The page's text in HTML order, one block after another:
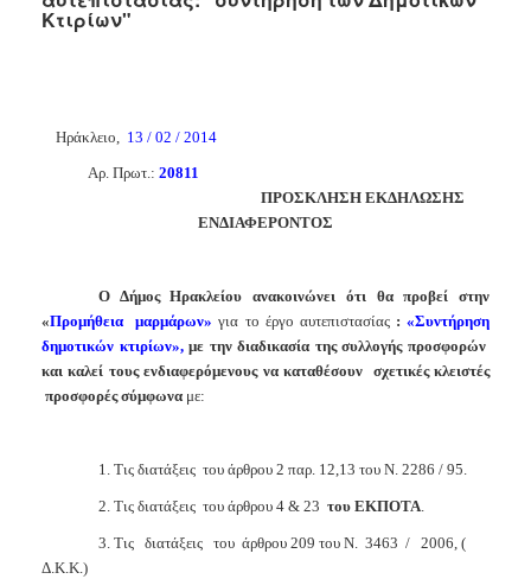
2018
2017
2013
ΔΗΜΟΤΗΣ
Κτιρίων"
Ηράκλειο
13 / 02 / 2014
Aρ. Πρωτ.: 20811
ΠΡΟΣΚΛΗΣΗ ΕΚΔΗΛΩΣΗΣ
ΕΝΔΙΑΦΕΡΟΝΤΟΣ
Ο Δήμος Ηρακλείου ανακοινώνει ότι θα προβεί στην
«Προμήθεια μαρμάρων»για το έργο αυτεπιστασίας: «Συντήρηση
δημοτικών κτιρίων»,με την διαδικασία της συλλογής προσφορών
και καλεί τους ενδιαφερόμενους να καταθέσουν
σχετικές κλειστές
προσφορές σύμφωνα με:
1. Τις διατάξεις του άρθρου 2 παρ. 12,13 του Ν. 2286 / 95.
2. Τις διατάξεις του άρθρου 4 & 23 του ΕΚΠΟΤΑ
3. Τις διατάξεις του άρθρου 209 του Ν. 3463 / 2006, (
Δ.Κ.Κ.)